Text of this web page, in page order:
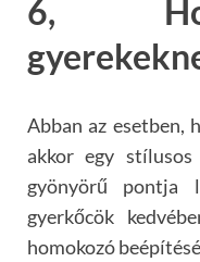
6,
Abban az esetben,
akkor egy
gyönyörű pontja
gyerkőcök
homokozó